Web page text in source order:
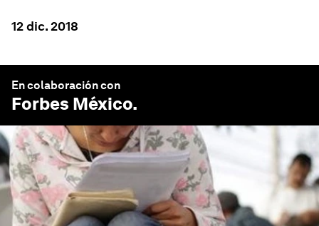
12 dic. 2018
En colaboración con
Forbes México.